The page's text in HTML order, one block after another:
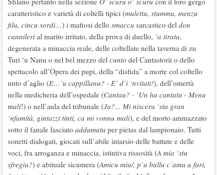
caratteristico e varietà di coltelli tipici (mulettu, stummu, menzu
filu, cincu sordi…) i mafiosi dello smaccu sarcastico del don
cannileri al marito irritato, della prova di duello, ‘a tirata,
degenerata a minaccia reale, delle coltellate nella taverna di zu
Turi ‘u Nanu o nel bel mezzo del cunto del Cantastorii o dello
spettacolo all’Opera dei pupi, della “disfida” a morte col coltello
unto d’aglio (E…’u cappillanu? - E’ d’i ‘nvitati!), dell’omertà
nella medicheria dell’ospedale (Cantau? - ‘Un ha cantatu - Menu
mali!) o nell’aula del tribunale (Ju?... Mi nisceru ‘sta gran
‘nfamità, gintazzi tinti, ca mi vonnu mali), e del morto ammazzato
sotto il fanale lasciato addumatu per pietas dal lampionaio. Tutti
sonetti dialogati, giocati sull’abile intarsio delle battute e delle
voci, fra arroganza e minaccia, istintiva rissosità (A mia ‘stu
sfregiu?) e abituale sicumera (Amicu miu/, p’u ballu c’amu a fari,